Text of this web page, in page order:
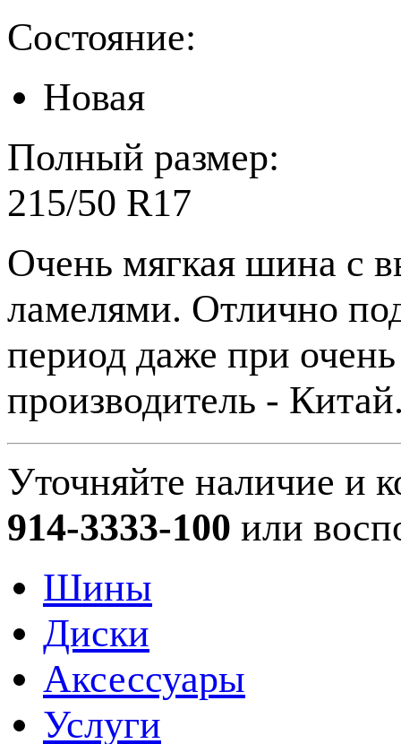
Состояние:
Новая
Полный размер:
215/50 R17
Очень мягкая шина с
ламелями. Отлично
период даже при
производитель -
Уточняйте наличие и
914-3333-100 или
Шины
Диски
Аксессуары
Услуги